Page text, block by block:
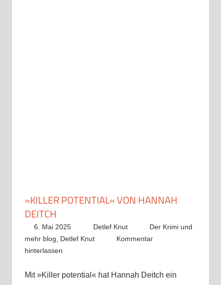
»KILLER POTENTIAL« VON HANNAH
DEITCH
6. Mai 2025 Detlef Knut
Der Krimi und
mehr blog
Detlef Knut
Kommentar
hinterlassen
Mit »Killer potential« hat Hannah Deitch ein